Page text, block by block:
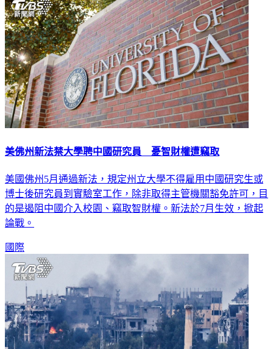
美佛州新法禁大學聘中國研究員 憂智財權遭竊取
美國佛州5月通過新法，規定州立大學不得雇用中國研究生或
博士後研究員到實驗室工作，除非取得主管機關豁免許可，目
的是遏阻中國介入校園、竊取智財權。新法於7月生效，掀起
論戰。
國際